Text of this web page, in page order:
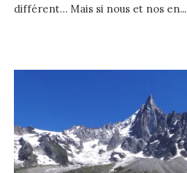
différent… Mais si nous et nos en...